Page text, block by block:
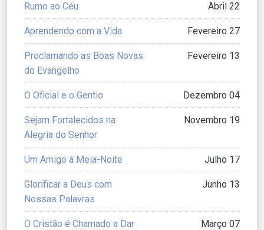
Rumo ao Céu Abril 22
Aprendendo com a Vida Fevereiro 27
Proclamando as Boas Novas
do Evangelho
Fevereiro 13
O Oficial e o Gentio Dezembro 04
Sejam Fortalecidos na
Alegria do Senhor
Novembro 19
Um Amigo à Meia-Noite Julho 17
Glorificar a Deus com
Nossas Palavras
Junho 13
O Cristão é Chamado a Dar
Março 07